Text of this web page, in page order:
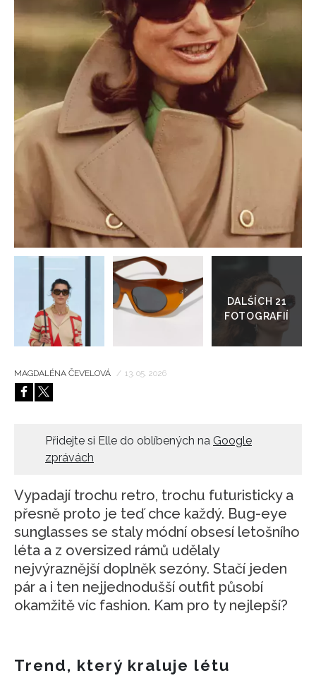
HOME
do
galerie
MAGDALÉNA ČEVELOVÁ / 13. 05. 2026
Přidejte si Elle do oblíbených na Google
zprávách
Vypadají trochu retro, trochu futuristicky a
přesně proto je teď chce každý. Bug-eye
sunglasses se staly módní obsesí letošního
léta a z oversized rámů udělaly
nejvýraznější doplněk sezóny. Stačí jeden
pár a i ten nejjednodušší outfit působí
okamžitě víc fashion. Kam pro ty nejlepší?
Trend, který kraluje létu